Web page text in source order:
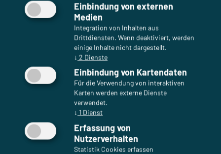
08.02.2023 | Produkte
Produkteinführung SKALA
Industry
Einbindung von externen
Medien
Integration von Inhalten aus
Drittdiensten. Wenn deaktiviert, werden
einige Inhalte nicht dargestellt.
↓ 2 Dienste
Einbindung von Kartendaten
Für die Verwendung von interaktiven
Karten werden externe Dienste
verwendet.
↓ 1 Dienst
Erfassung von
Nutzerverhalten
Statistik Cookies erfassen